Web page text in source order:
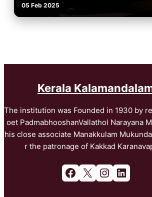
05 Feb 2025
Kerala
The institution was Founded in 1930 by
oet PadmabhooshanVallathol Narayana
his close associate Manakkulam
r the patronage of Kakkad
Facebook X Instagram LinkedIn